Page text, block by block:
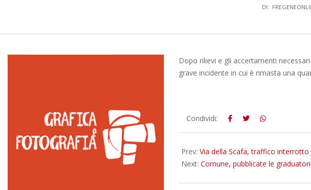
DI:
Dopo rilievi e gli accertamenti
grave incidente in cui è rimasta una
2018-
05-
Condividi:
Prev: Via della Scafa, traffico
Next: Comune, pubblicate le